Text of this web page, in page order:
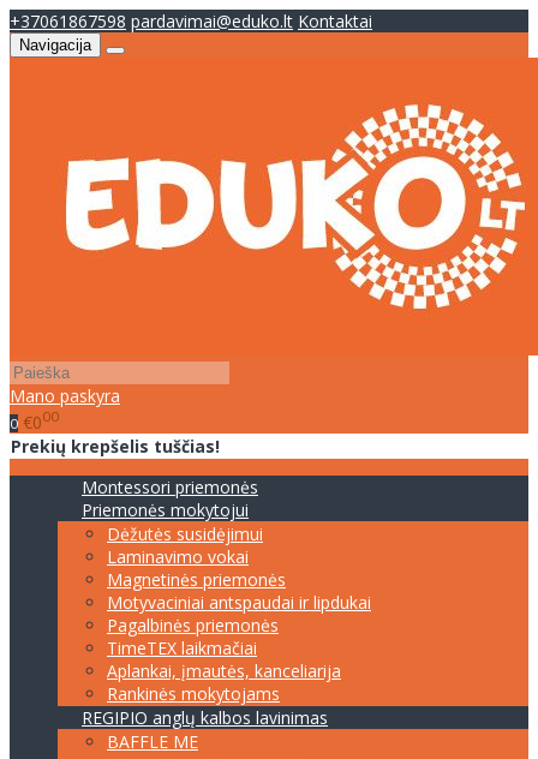
+37061867598 pardavimai@eduko.lt Kontaktai
Navigacija
Mano paskyra
0 €000
Prekių krepšelis tuščias!
Montessori priemonės
Priemonės mokytojui
Dėžutės susidėjimui
Laminavimo vokai
Magnetinės priemonės
Motyvaciniai antspaudai ir lipdukai
Pagalbinės priemonės
TimeTEX laikmačiai
Aplankai, įmautės, kanceliarija
Rankinės mokytojams
REGIPIO anglų kalbos lavinimas
BAFFLE ME